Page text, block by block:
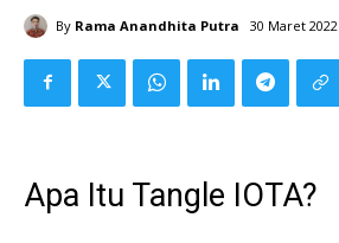
By Rama Anandhita Putra 30 Maret 2022
Apa Itu Tangle IOTA?